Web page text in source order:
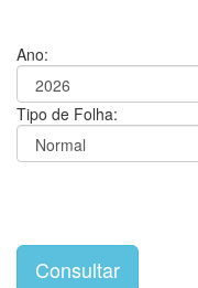
Ano:
Tipo de Folha: